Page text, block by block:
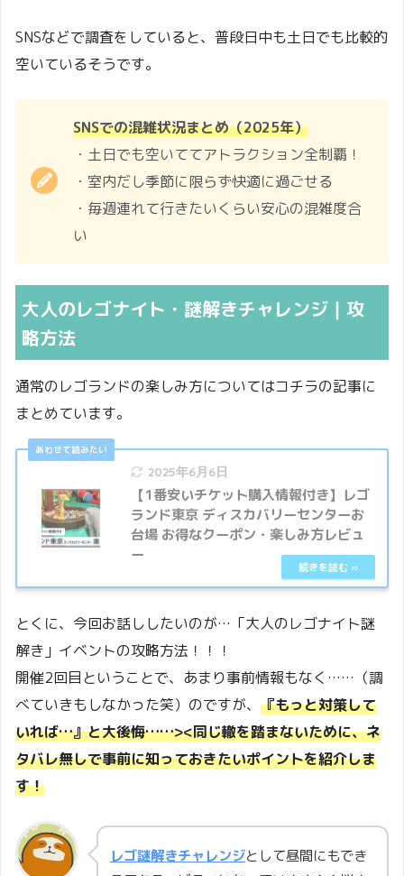
ピーク
(混んで
3,300円
緑色ハッチングが最安値！
SNSなどで調査をしていると、普段日中も土日でも比較的
空いているそうです。
SNSでの混雑状況まとめ（2025年）
・土日でも空いててアトラクション全制覇！
・室内だし季節に限らず快適に過ごせる
・毎週連れて行きたいくらい安心の混雑度合
い
大人のレゴナイト・謎解きチャレンジ｜攻
略方法
通常のレゴランドの楽しみ方についてはコチラの記事に
まとめています。
2025年6月6日
【1番安いチケット購入情報付き】レゴ
ランド東京 ディスカバリーセンターお
台場 お得なクーポン・楽しみ方レビュ
ー
とくに、今回お話ししたいのが…「大人のレゴナイト謎
解き」イベントの攻略方法！！！
開催2回目ということで、あまり事前情報もなく……（調
べていきもしなかった笑）のですが、 『もっと対策して
いれば…』と大後悔……><同じ轍を踏まないために、ネ
タバレ無しで事前に知っておきたいポイントを紹介しま
す！
レゴ謎解きチャレンジとして昼間にもでき